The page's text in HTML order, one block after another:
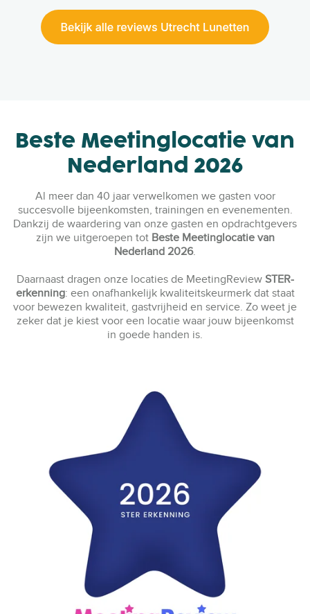
Beste Meetinglocatie van
Nederland 2026
Al meer dan 40 jaar verwelkomen we gasten voor
succesvolle bijeenkomsten, trainingen en evenementen.
Dankzij de waardering van onze gasten en opdrachtgevers
zijn we uitgeroepen tot Beste Meetinglocatie van
Nederland 2026.
Daarnaast dragen onze locaties de MeetingReviewSTER-
erkenning: een onafhankelijk kwaliteitskeurmerk dat staat
voor bewezen kwaliteit, gastvrijheid en service. Zo weet je
zeker dat je kiest voor een locatie waar jouw bijeenkomst
in goede handen is.